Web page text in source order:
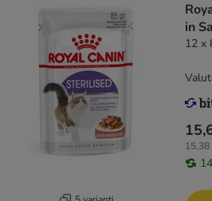
in
12 x
15,38